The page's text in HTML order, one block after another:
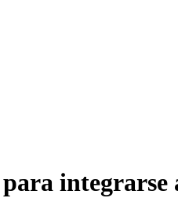
integrarse